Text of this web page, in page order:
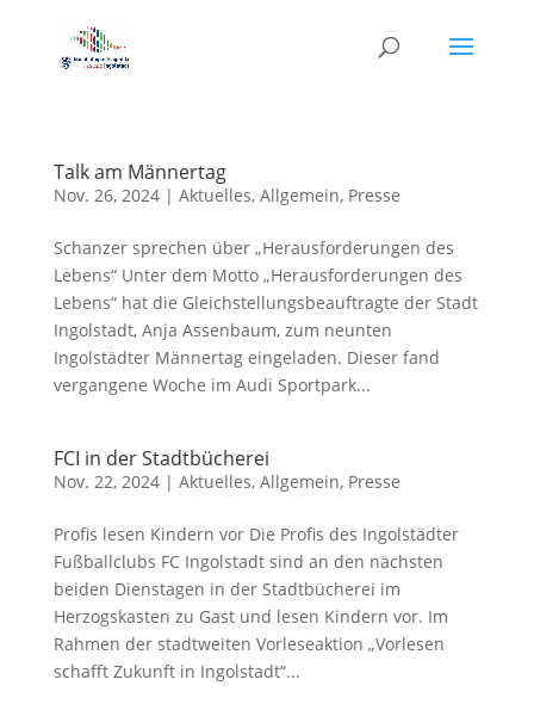
Talk am Männertag
Nov. 26, 2024| Aktuelles, Allgemein, Presse
Schanzer sprechen über „Herausforderungen des
Lebens“ Unter dem Motto „Herausforderungen des
Lebens“ hat die Gleichstellungsbeauftragte der Stadt
Ingolstadt, Anja Assenbaum, zum neunten
Ingolstädter Männertag eingeladen. Dieser fand
vergangene Woche im Audi Sportpark...
FCI in der Stadtbücherei
Nov. 22, 2024| Aktuelles, Allgemein, Presse
Profis lesen Kindern vor Die Profis des Ingolstädter
Fußballclubs FC Ingolstadt sind an den nächsten
beiden Dienstagen in der Stadtbücherei im
Herzogskasten zu Gast und lesen Kindern vor. Im
Rahmen der stadtweiten Vorleseaktion „Vorlesen
schafft Zukunft in Ingolstadt“...